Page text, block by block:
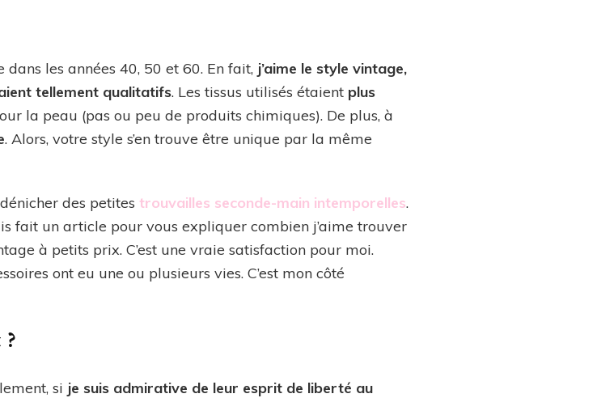
les années 40, 50 et 60. En fait, j’aime le style vintage,
tellement qualitatifs. Les tissus utilisés étaient plus
la peau (pas ou peu de produits chimiques). De plus, à
. Alors, votre style s’en trouve être unique par la même
des petites trouvailles seconde-main intemporelles.
fait un article pour vous expliquer combien j’aime trouver
à petits prix. C’est une vraie satisfaction pour moi.
ont eu une ou plusieurs vies. C’est mon côté
si je suis admirative de leur esprit de liberté au